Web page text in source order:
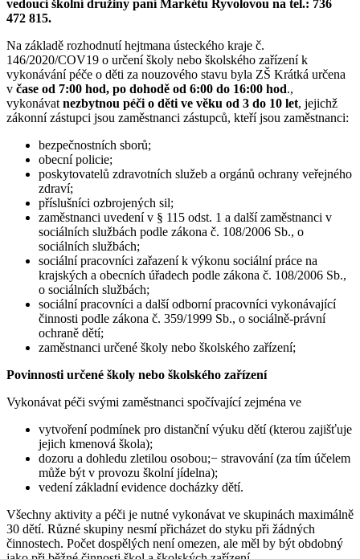
vedoucí školní družiny paní Markétu Ryvolovou na tel.: 736
472 815.
Na základě rozhodnutí hejtmana ústeckého kraje č.
146/2020/COV19 o určení školy nebo školského zařízení k
vykonávání péče o děti za nouzového stavu byla ZŠ Krátká určena
v čase od 7:00 hod, po dohodě od 6:00 do 16:00 hod.,
vykonávat nezbytnou péči o děti ve věku od 3 do 10 let, jejichž
zákonní zástupci jsou zaměstnanci zástupců, kteří jsou zaměstnanci:
bezpečnostních sborů;
obecní policie;
poskytovatelů zdravotních služeb a orgánů ochrany veřejného
zdraví;
příslušníci ozbrojených sil;
zaměstnanci uvedení v § 115 odst. 1 a další zaměstnanci v
sociálních službách podle zákona č. 108/2006 Sb., o
sociálních službách;
sociální pracovníci zařazení k výkonu sociální práce na
krajských a obecních úřadech podle zákona č. 108/2006 Sb.,
o sociálních službách;
sociální pracovníci a další odborní pracovníci vykonávající
činnosti podle zákona č. 359/1999 Sb., o sociálně-právní
ochraně dětí;
zaměstnanci určené školy nebo školského zařízení;
Povinnosti určené školy nebo školského zařízení
Vykonávat péči svými zaměstnanci spočívající zejména ve
vytvoření podmínek pro distanční výuku dětí (kterou zajišťuje
jejich kmenová škola);
dozoru a dohledu zletilou osobou;− stravování (za tím účelem
může být v provozu školní jídelna);
vedení základní evidence docházky dětí.
Všechny aktivity a péči je nutné vykonávat ve skupinách maximálně
30 dětí. Různé skupiny nesmí přicházet do styku při žádných
činnostech. Počet dospělých není omezen, ale měl by být obdobný